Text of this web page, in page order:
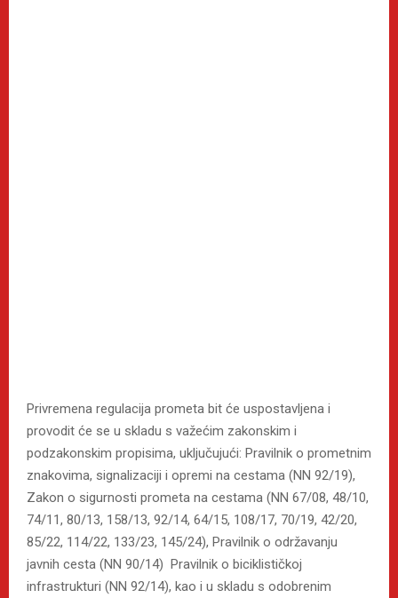
Privremena regulacija prometa bit će uspostavljena i
provodit će se u skladu s važećim zakonskim i
podzakonskim propisima, uključujući: Pravilnik o prometnim
znakovima, signalizaciji i opremi na cestama (NN 92/19),
Zakon o sigurnosti prometa na cestama (NN 67/08, 48/10,
74/11, 80/13, 158/13, 92/14, 64/15, 108/17, 70/19, 42/20,
85/22, 114/22, 133/23, 145/24), Pravilnik o održavanju
javnih cesta (NN 90/14) Pravilnik o biciklističkoj
infrastrukturi (NN 92/14), kao i u skladu s odobrenim